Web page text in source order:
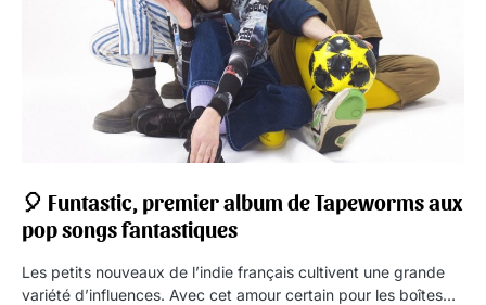
🎈 Funtastic, premier album de Tapeworms aux
pop songs fantastiques
Les petits nouveaux de l’indie français cultivent une grande
variété d’influences. Avec cet amour certain pour les boîtes…